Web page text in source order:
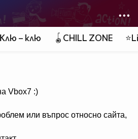
Клю – клю 🪀CHILL ZONE
Vbox7 :)
или въпрос относно сайта,